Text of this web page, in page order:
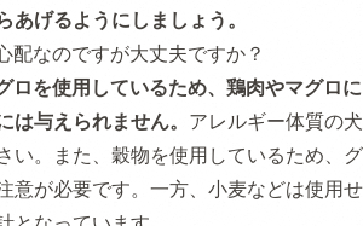
あげるようにしましょう。
配なのですが大丈夫ですか？
ロを使用しているため、鶏肉やマグロに
は与えられません。 アレルギー体質の犬
い。また、穀物を使用しているため、グ
意が必要です。一方、小麦などは使用せ